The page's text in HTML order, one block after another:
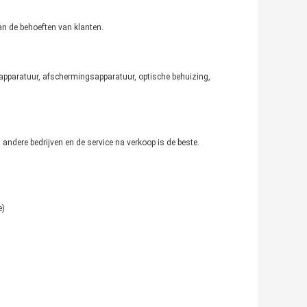
de behoeften van klanten.
afschermingsapparatuur, optische behuizing,
bedrijven en de service na verkoop is de beste.